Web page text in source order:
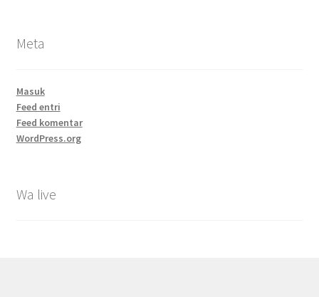
Meta
Masuk
Feed entri
Feed komentar
WordPress.org
Wa live